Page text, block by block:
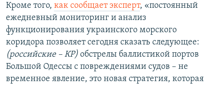
Кроме того, как сообщает эксперт, «постоянный
ежедневный мониторинг и анализ
функционирования украинского морского
коридора позволяет сегодня сказать следующее:
(российские – КР) обстрелы баллистикой портов
Большой Одессы с повреждениями судов – не
временное явление, это новая стратегия, которая